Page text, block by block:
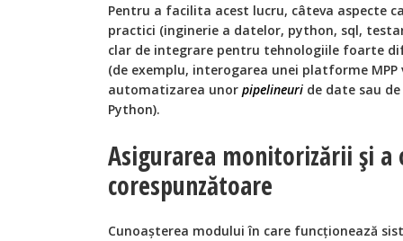
Pentru a facilita acest lucru, câteva aspecte
practici (inginerie a datelor, python, sql,
clar de integrare pentru tehnologiile foarte
(de exemplu, interogarea unei platforme
automatizarea unor pipelineuri de date sau
Python).
Asigurarea monitorizării și
corespunzătoare
Cunoașterea modului în care funcționează